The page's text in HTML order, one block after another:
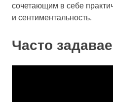
сочетающим в себе
и сентиментальность.
Часто